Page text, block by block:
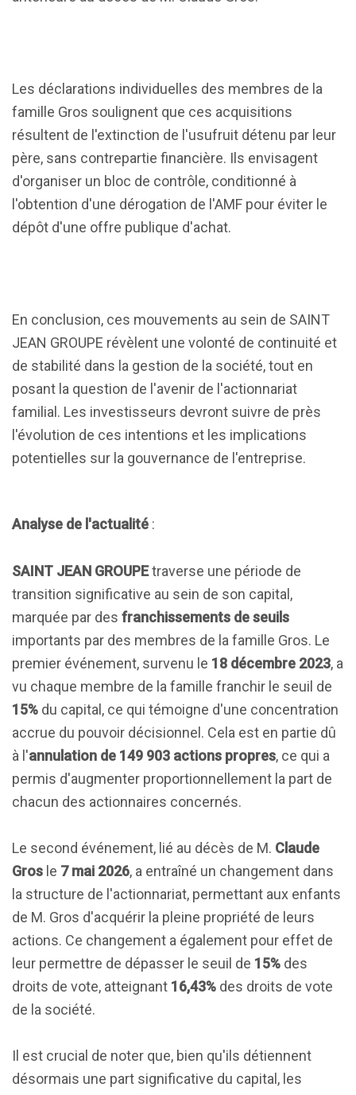
Les déclarations individuelles des membres de la
famille Gros soulignent que ces acquisitions
résultent de l'extinction de l'usufruit détenu par leur
père, sans contrepartie financière. Ils envisagent
d'organiser un bloc de contrôle, conditionné à
l'obtention d'une dérogation de l'AMF pour éviter le
dépôt d'une offre publique d'achat.
En conclusion, ces mouvements au sein de SAINT
JEAN GROUPE révèlent une volonté de continuité et
de stabilité dans la gestion de la société, tout en
posant la question de l'avenir de l'actionnariat
familial. Les investisseurs devront suivre de près
l'évolution de ces intentions et les implications
potentielles sur la gouvernance de l'entreprise.
Analyse de l'actualité :
SAINT JEAN GROUPEtraverse une période de
transition significative au sein de son capital,
marquée par des franchissements de seuils
importants par des membres de la famille Gros. Le
premier événement, survenu le 18 décembre 2023, a
vu chaque membre de la famille franchir le seuil de
15% du capital, ce qui témoigne d'une concentration
accrue du pouvoir décisionnel. Cela est en partie dû
à l'annulation de 149 903 actions propres, ce qui a
permis d'augmenter proportionnellement la part de
chacun des actionnaires concernés.
Le second événement, lié au décès de M. Claude
Gros le 7 mai 2026, a entraîné un changement dans
la structure de l'actionnariat, permettant aux enfants
de M. Gros d'acquérir la pleine propriété de leurs
actions. Ce changement a également pour effet de
leur permettre de dépasser le seuil de 15% des
droits de vote, atteignant 16,43% des droits de vote
de la société.
Il est crucial de noter que, bien qu'ils détiennent
désormais une part significative du capital, les